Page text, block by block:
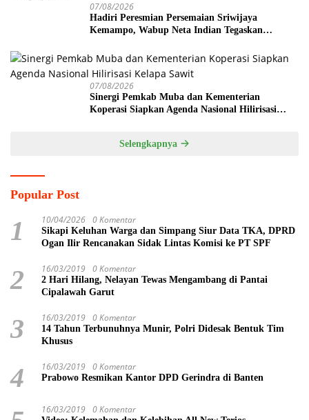
07/08/2026
Hadiri Peresmian Persemaian Sriwijaya
Kemampo, Wabup Neta Indian Tegaskan
Penghijauan
07/08/2026
Sinergi Pemkab Muba dan Kementerian
Koperasi Siapkan Agenda Nasional Hilirisasi
Selengkapnya
Popular Post
1 10/04/2026 0 Komentar
Sikapi Keluhan Warga dan Simpang Siur Data TKA, DPRD
Ogan Ilir Rencanakan Sidak Lintas Komisi ke PT SPF
2 16/03/2019 0 Komentar
2 Hari Hilang, Nelayan Tewas Mengambang di Pantai
Cipalawah Garut
3 16/03/2019 0 Komentar
14 Tahun Terbunuhnya Munir, Polri Didesak Bentuk Tim
Khusus
4 16/03/2019 0 Komentar
Prabowo Resmikan Kantor DPD Gerindra di Banten
16/03/2019 0 Komentar